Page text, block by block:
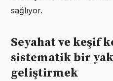
sağlıyor.
Seyahat ve keşif
sistematik bir
geliştirmek